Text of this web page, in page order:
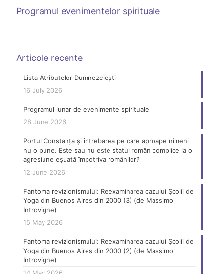
Programul evenimentelor spirituale
Articole recente
Lista Atributelor Dumnezeiești
16 July 2026
Programul lunar de evenimente spirituale
28 June 2026
Portul Constanța și întrebarea pe care aproape nimeni
nu o pune. Este sau nu este statul român complice la o
agresiune eșuată împotriva românilor?
12 June 2026
Fantoma revizionismului: Reexaminarea cazului Școlii de
Yoga din Buenos Aires din 2000 (3) (de Massimo
Introvigne)
15 May 2026
Fantoma revizionismului: Reexaminarea cazului Școlii de
Yoga din Buenos Aires din 2000 (2) (de Massimo
Introvigne)